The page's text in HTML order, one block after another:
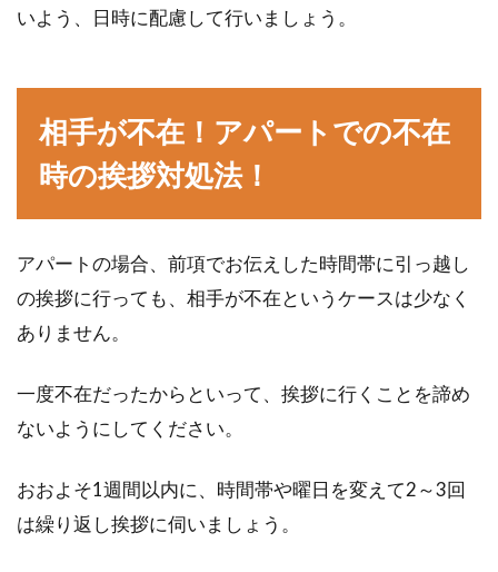
賃貸でオススメのキッチン収納！今
「もっと使いやすいキッチンがいいなぁ」毎日
料理を行うキッチンだからこそ、そんな風に思
う方が多いの...
マンションでの騒音はどう解決す
る？手紙を使う場合の注意点
ていることに騒音があります。ときには他の住
旗竿地の購入は後悔するだけ？！ブ
いよう、日時に配慮して行いましょう。
相手が不在！アパートでの不在
時の挨拶対処法！
アパートの場合、前項でお伝えした時間帯に引っ越し
の挨拶に行っても、相手が不在というケースは少なく
ありません。
一度不在だったからといって、挨拶に行くことを諦め
ないようにしてください。
おおよそ1週間以内に、時間帯や曜日を変えて2～3回
は繰り返し挨拶に伺いましょう。